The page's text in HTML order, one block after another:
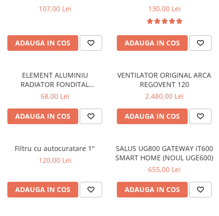
POCKET I - MEM0101P1
107,00 Lei
ADAUGA IN COS
ECOFAST / PIXEL - MEM0031P1
130,00 Lei
ADAUGA IN COS
ELEMENT ALUMINIU
RADIATOR FONDITAL
EXCLUSIVO D3 600
68,00 Lei
ADAUGA IN COS
VENTILATOR ORIGINAL ARCA
REGOVENT 120
2.480,00 Lei
ADAUGA IN COS
Filtru cu autocuratare 1"
120,00 Lei
ADAUGA IN COS
SALUS UG800 GATEWAY iT600
SMART HOME (NOUL UGE600)
655,00 Lei
ADAUGA IN COS